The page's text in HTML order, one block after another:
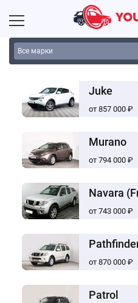
Juke
от 857 000 ₽
Murano
от 794 000 ₽
Navara
от 743 000 ₽
от 870 000 ₽
Patrol